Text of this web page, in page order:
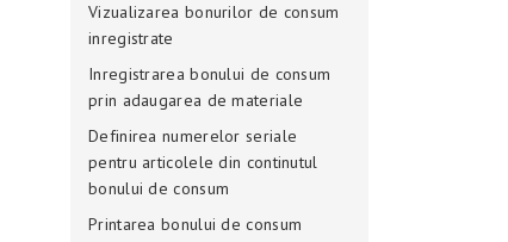
Vizualizarea bonurilor de consum
inregistrate
Inregistrarea bonului de consum
prin adaugarea de materiale
Definirea numerelor seriale
pentru articolele din continutul
bonului de consum
Printarea bonului de consum